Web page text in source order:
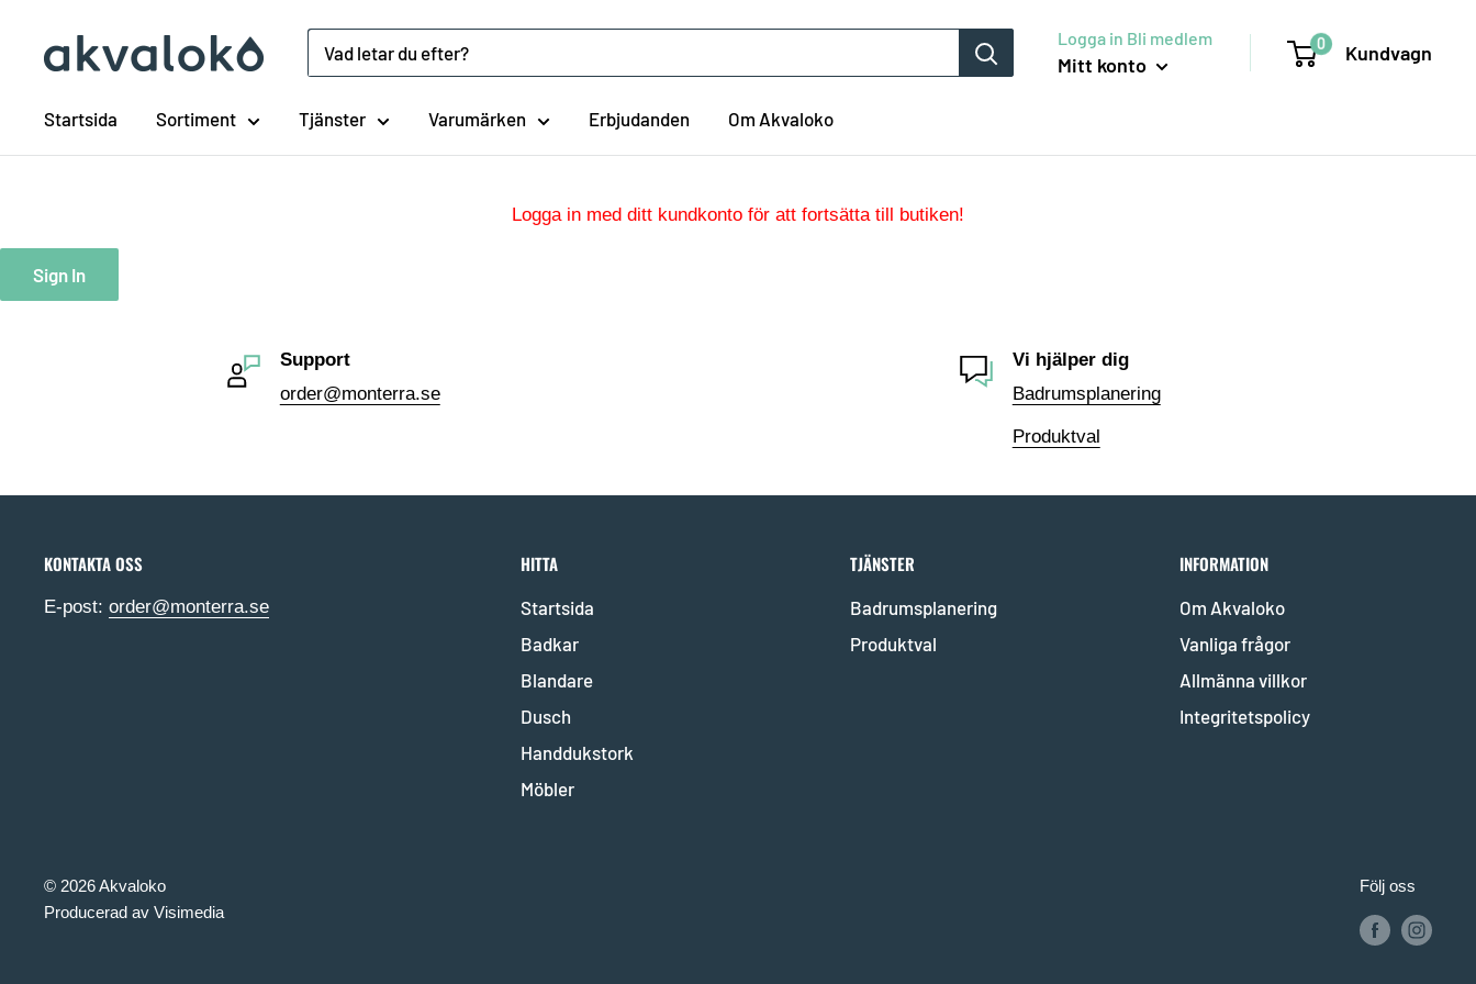
Akvaloko
Logga in Bli medlem
Mitt konto
0 Kundvagn
Startsida Sortiment Tjänster Varumärken Erbjudanden Om Akvaloko
Logga in med ditt kundkonto för att fortsätta till butiken!
Sign In
Support
order@monterra.se
Vi hjälper dig
Badrumsplanering
Produktval
KONTAKTA OSS
E-post: order@monterra.se
HITTA
Startsida
Badkar
Blandare
Dusch
Handdukstork
Möbler
TJÄNSTER
Badrumsplanering
Produktval
INFORMATION
Om Akvaloko
Vanliga frågor
Allmänna villkor
Integritetspolicy
© 2026 Akvaloko
Producerad av Visimedia
Följ oss